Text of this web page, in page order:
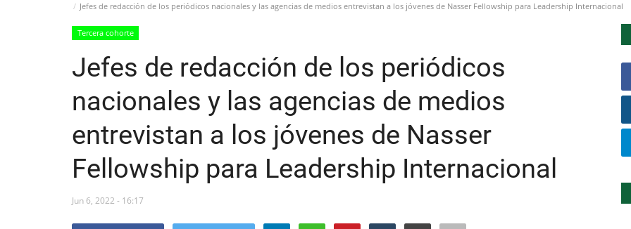
Jefes de redacción de los periódicos nacionales y las agencias de medios entrevistan a los jóvenes de Nasser Fellowship para Leadership Internacional
Tercera cohorte
Jefes de redacción de los periódicos
nacionales y las agencias de medios
entrevistan a los jóvenes de Nasser
Fellowship para Leadership Internacional
Jun 6, 2022 - 16:17